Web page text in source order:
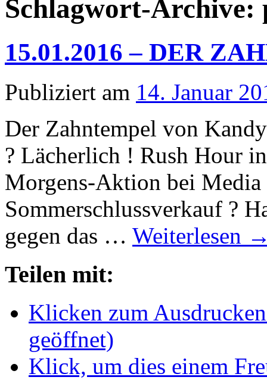
Schlagwort-Archive:
15.01.2016 – DER
Publiziert am 14. Januar
Der Zahntempel von
? Lächerlich ! Rush Hour
Morgens-Aktion bei
Sommerschlussverkauf ?
gegen das … Weiterlesen
Teilen mit:
Klicken zum
geöffnet)
Klick, um dies einem